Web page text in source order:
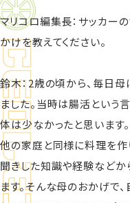
マリコロ編集長：サッカー
かけを教えてください。
鈴木：2歳の頃から、毎日母
ました。当時は腸活という
体は少なかったと思います
他の家庭と同様に料理を
聞きした知識や経験など
ます。そんな母のおかげで